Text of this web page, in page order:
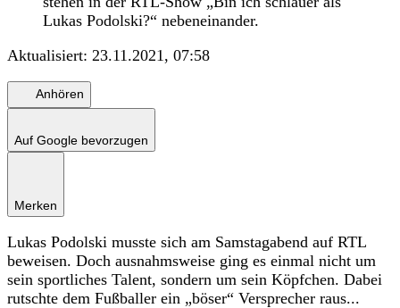
Lukas Podolski?“ nebeneinander.
Aktualisiert: 23.11.2021, 07:58
Anhören
Auf Google bevorzugen
Merken
Lukas Podolski musste sich am Samstagabend auf RTL
beweisen. Doch ausnahmsweise ging es einmal nicht um
sein sportliches Talent, sondern um sein Köpfchen. Dabei
rutschte dem Fußballer ein „böser“ Versprecher raus...